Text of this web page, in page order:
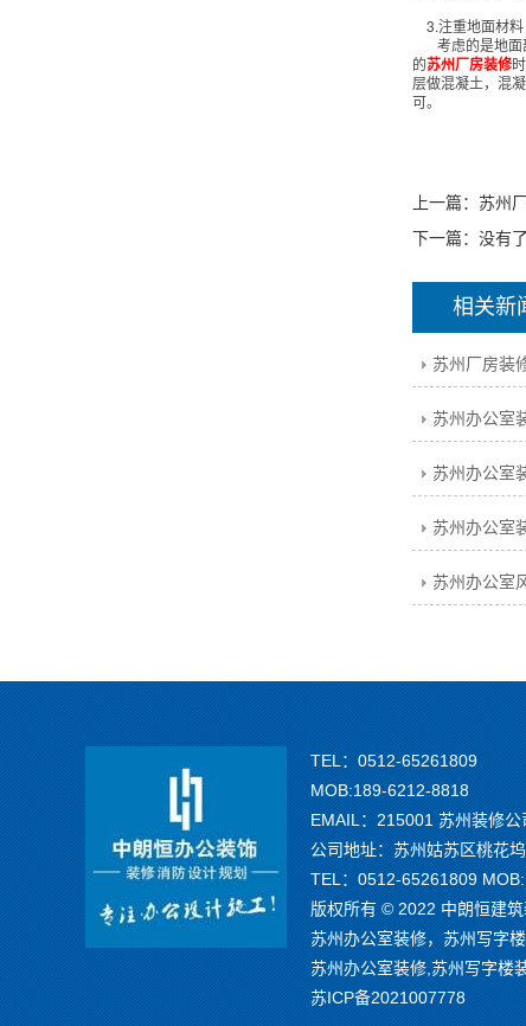
3.注重地面材料
考虑的是地面
的苏州厂房装修
层做混凝土，混
可。
上一篇： 苏州
下一篇：没有了
相关新
苏州厂房装
TEL：0512-65261809
MOB:189-6212-8818
EMAIL：215001 苏州装修
公司地址：苏州姑苏区桃花
TEL：0512-65261809
版权所有 © 2022 中朗恒建
苏州办公室装修，苏州写字
苏州办公室装修,苏州写字楼
苏ICP备2021007778